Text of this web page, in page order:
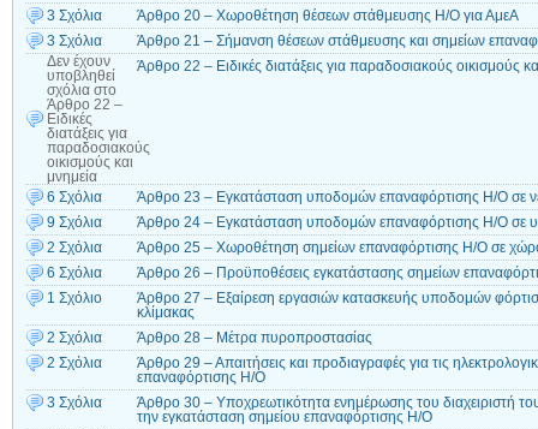
3 Σχόλια
Άρθρο 20 – Χωροθέτηση θέσεων στάθμευσης Η/Ο για ΑμεΑ
3 Σχόλια
Άρθρο 21 – Σήμανση θέσεων στάθμευσης και σημείων
Δεν έχουν
υποβληθεί
σχόλια στο
Άρθρο 22 –
Ειδικές
διατάξεις για
παραδοσιακούς
οικισμούς και
μνημεία
Άρθρο 22 – Ειδικές διατάξεις για παραδοσιακούς οικισμούς
6 Σχόλια
Άρθρο 23 – Εγκατάσταση υποδομών επαναφόρτισης Η/Ο σε
9 Σχόλια
Άρθρο 24 – Εγκατάσταση υποδομών επαναφόρτισης Η/Ο σε
2 Σχόλια
Άρθρο 25 – Χωροθέτηση σημείων επαναφόρτισης Η/Ο σε
6 Σχόλια
Άρθρο 26 – Προϋποθέσεις εγκατάστασης σημείων
1 Σχόλιο
Άρθρο 27 – Εξαίρεση εργασιών κατασκευής υποδομών
κλίμακας
2 Σχόλια
Άρθρο 28 – Μέτρα πυροπροστασίας
2 Σχόλια
Άρθρο 29 – Απαιτήσεις και προδιαγραφές για τις
επαναφόρτισης Η/Ο
3 Σχόλια
Άρθρο 30 – Υποχρεωτικότητα ενημέρωσης του διαχειριστή
την εγκατάσταση σημείου επαναφόρτισης Η/Ο